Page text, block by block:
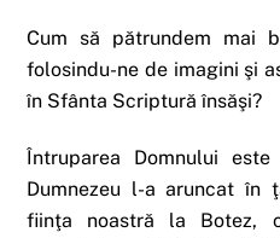
Cum să pătrundem mai
folosindu-ne de imagini şi
în Sfânta Scriptură însăşi?
Întruparea Domnului
Dumnezeu l-a aruncat în
fiinţa noastră la Botez,